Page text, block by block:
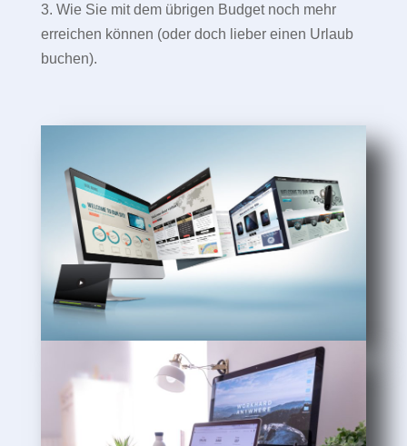
3. Wie Sie mit dem übrigen Budget noch mehr
erreichen können (oder doch lieber einen Urlaub
buchen).